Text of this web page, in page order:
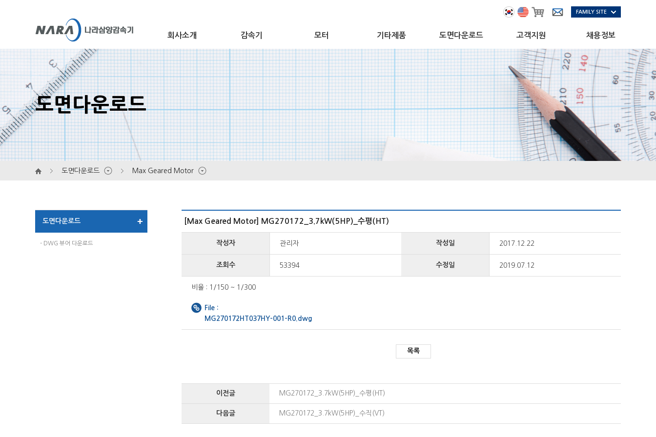
FAMILY SITE
회사소개 감속기 모터 기타제품 도면다운로드 고객지원 채용정보
개요
연혁
인증 및 상장
대리점 안내
홍보센터
오시는 길
Geared Motor
Worm Reducer
Helical Bevel
Reducer
Gear Box
삼양모터 기타제품 도면다운로드 A/S
A/S 절차
자료실
인재채용
모집부문
도면다운로드
도면다운로드 Max Geared Motor
도면다운로드
- DWG 뷰어 다운로드
[Max Geared Motor] MG270172_3.7kW(5HP)_수평(HT)
작성자 관리자 작성일 2017.12.22
조회수 53394 수정일 2019.07.12
비율 : 1/150 ~ 1/300
File :
MG270172HT037HY-001-R0.dwg
목록
이전글 MG270172_3.7kW(5HP)_수평(HT)
다음글 MG270172_3.7kW(5HP)_수직(VT)